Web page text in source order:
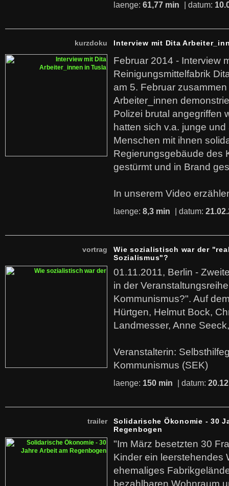
laenge: 61,77 min | datum:
kurzdoku Interview mit Dita
Februar 2014 - Interview
Reinigungsmittelfabrik
am 5. Februar
Arbeiter_innen
Polizei brutal angegriffen
hatten sich v.a. junge
Menschen mit ihnen
Regierungsgebäude des
gestürmt und in Brand
In unserem Video
laenge: 8,3 min | datum:
vortrag
Wie sozialistisch war der
Sozialismus"?
01.11.2011, Berlin -
in der
Kommunismus?". Auf
Hürtgen, Helmut Bock,
Landmesser, Anne
Veranstalterin:
Kommunismus (SEK)
laenge: 150 min | datum:
trailer
Solidarische Ökonomie - 30
Regenbogen
"Im März besetzten 30
Kinder ein leerstehendes
ehemaliges
bezahlbaren Wohnraum